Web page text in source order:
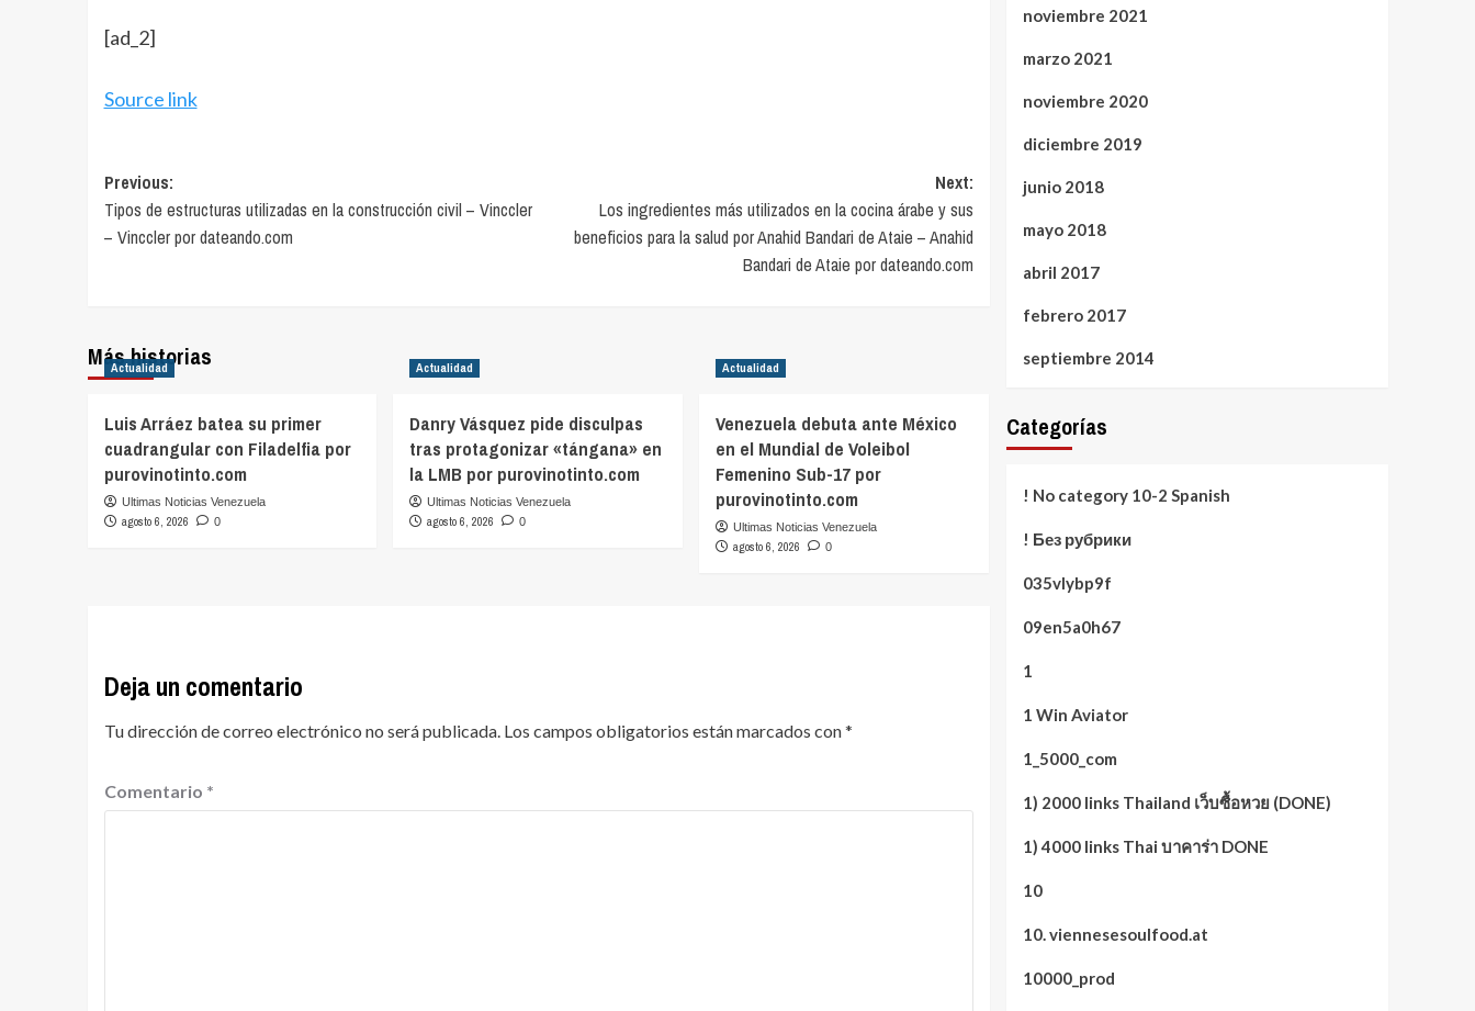
[ad_2]
Source link
Post
navigation
Previous:
Tipos de estructuras utilizadas en la construcción civil – Vinccler
– Vinccler por dateando.com
Next:
Los ingredientes más utilizados en la cocina árabe y sus
beneficios para la salud por Anahid Bandari de Ataie – Anahid
Bandari de Ataie por dateando.com
Más historias
Actualidad
Luis Arráez batea su primer
cuadrangular con Filadelfia por
purovinotinto.com
Ultimas Noticias Venezuela
agosto 6, 2026 0
Actualidad
Danry Vásquez pide disculpas
tras protagonizar «tángana» en
la LMB por purovinotinto.com
Ultimas Noticias Venezuela
agosto 6, 2026 0
Actualidad
Venezuela debuta ante México
en el Mundial de Voleibol
Femenino Sub-17 por
purovinotinto.com
Ultimas Noticias Venezuela
agosto 6, 2026 0
Deja un comentario
Tu dirección de correo electrónico no será publicada. Los campos obligatorios están marcados con*
Comentario *
noviembre 2021
marzo 2021
noviembre 2020
diciembre 2019
junio 2018
mayo 2018
abril 2017
febrero 2017
septiembre 2014
Categorías
! No category 10-2 Spanish
! Без рубрики
035vlybp9f
09en5a0h67
1
1 Win Aviator
1_5000_com
1) 2000 links Thailand เว็บซื้อหวย (DONE)
1) 4000 links Thai บาคาร่า DONE
10
10. viennesesoulfood.at
10000_prod